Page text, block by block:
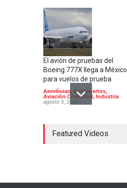
El avión de pruebas del
Boeing 777X llega a México
para vuelos de prueba
Aerolíneas, Aeropuertos,
Aviación Comercial , Industria
agosto 3, 2024
supersónico que venía a
Featured Videos